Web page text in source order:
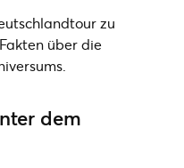
zu
über die
dem